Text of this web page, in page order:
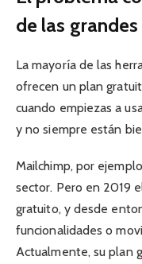
de las
La mayoría de las
ofrecen un plan
cuando empiezas a
y no siempre están
Mailchimp, por
sector. Pero en 2019
gratuito, y desde
funcionalidades o
Actualmente, su plan